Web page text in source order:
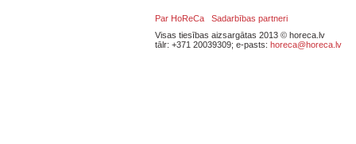
Par HoReCa
Sadarbības partneri
Visas tiesības aizsargātas 2013 © horeca.lv
tālr: +371 20039309; e-pasts: horeca@horeca.lv